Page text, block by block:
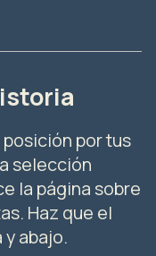
por tus
selección
la página sobre
Haz que el
abajo.